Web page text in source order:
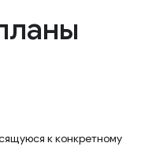
к конкретному